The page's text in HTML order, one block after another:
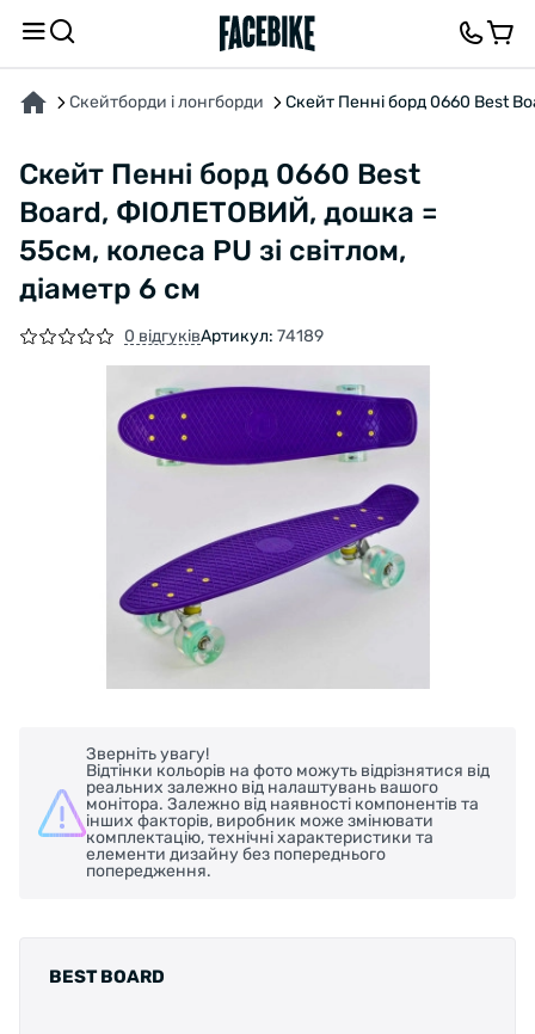
Скейтборди і лонгборди Скейт Пенні борд 0660 Best
Скейт Пенні борд 0660 Best
Board, ФІОЛЕТОВИЙ, дошка =
55см, колеса PU зі світлом,
діаметр 6 см
0 відгуківАртикул: 74189
Зверніть увагу!
Відтінки кольорів на фото можуть відрізнятися від
реальних залежно від налаштувань вашого
монітора. Залежно від наявності компонентів та
інших факторів, виробник може змінювати
комплектацію, технічні характеристики та
елементи дизайну без попереднього
попередження.
BEST BOARD
ПРО ТОВАР ХАРАКТЕРИСТИКИВІДГУКИ ТА ЗАПИТАННЯ